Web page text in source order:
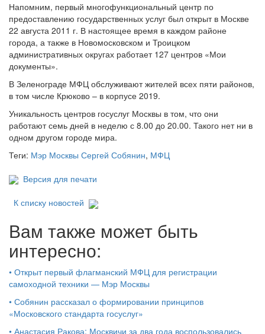
Напомним, первый многофункциональный центр по
предоставлению государственных услуг был открыт в Москве
22 августа 2011 г. В настоящее время в каждом районе
города, а также в Новомосковском и Троицком
административных округах работает 127 центров «Мои
документы».
В Зеленограде МФЦ обслуживают жителей всех пяти районов,
в том числе Крюково – в корпусе 2019.
Уникальность центров госуслуг Москвы в том, что они
работают семь дней в неделю с 8.00 до 20.00. Такого нет ни в
одном другом городе мира.
Теги: Мэр Москвы Сергей Собянин, МФЦ
Версия для печати
К списку новостей
Вам также может быть
интересно:
• Открыт первый флагманский МФЦ для регистрации
самоходной техники — Мэр Москвы
• Собянин рассказал о формировании принципов
«Московского стандарта госуслуг»
• Анастасия Ракова: Москвичи за два года воспользовались